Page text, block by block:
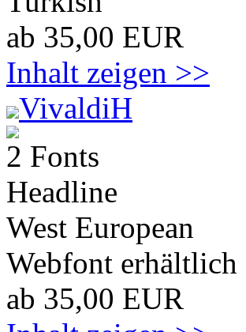
ab 35,00 EUR
Inhalt zeigen >>
VivaldiH
2 Fonts
Headline
West European
Webfont erhältlich
ab 35,00 EUR